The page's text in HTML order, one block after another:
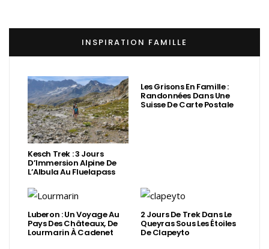
INSPIRATION FAMILLE
Kesch Trek : 3 Jours
D’Immersion Alpine De
L’Albula Au Fluelapass
Les Grisons En Famille :
Randonnées Dans Une
Suisse De Carte Postale
Luberon : Un Voyage Au
Pays Des Châteaux, De
Lourmarin À Cadenet
2 Jours De Trek Dans Le
Queyras Sous Les Étoiles
De Clapeyto